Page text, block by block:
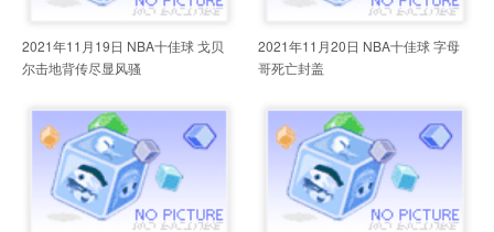
2021年11月19日 NBA十佳球 戈贝
尔击地背传尽显风骚
2021年11月20日 NBA十佳球 字母
哥死亡封盖